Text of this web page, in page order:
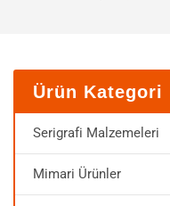
MAĞAZA
SSS
İLETIŞIM
Ürün Kategori
Serigrafi Malzemeleri
Mimari Ürünler